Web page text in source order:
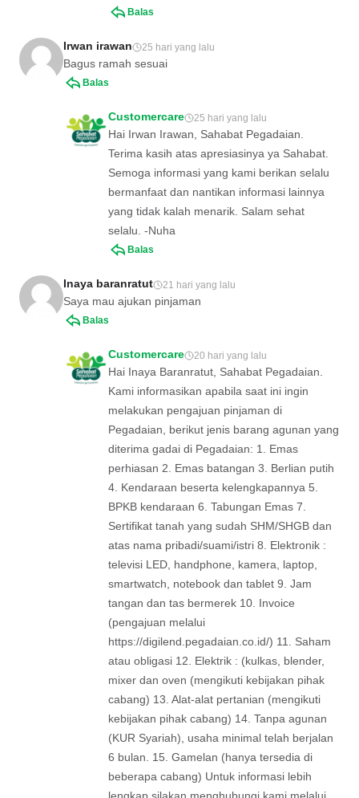
Balas
Irwan irawan 25 hari yang lalu
Bagus ramah sesuai
Balas
Customercare 25 hari yang lalu
Hai Irwan Irawan, Sahabat Pegadaian.
Terima kasih atas apresiasinya ya Sahabat.
Semoga informasi yang kami berikan selalu
bermanfaat dan nantikan informasi lainnya
yang tidak kalah menarik. Salam sehat
selalu. -Nuha
Balas
Inaya baranratut 21 hari yang lalu
Saya mau ajukan pinjaman
Balas
Customercare 20 hari yang lalu
Hai Inaya Baranratut, Sahabat Pegadaian.
Kami informasikan apabila saat ini ingin
melakukan pengajuan pinjaman di
Pegadaian, berikut jenis barang agunan yang
diterima gadai di Pegadaian: 1. Emas
perhiasan 2. Emas batangan 3. Berlian putih
4. Kendaraan beserta kelengkapannya 5.
BPKB kendaraan 6. Tabungan Emas 7.
Sertifikat tanah yang sudah SHM/SHGB dan
atas nama pribadi/suami/istri 8. Elektronik :
televisi LED, handphone, kamera, laptop,
smartwatch, notebook dan tablet 9. Jam
tangan dan tas bermerek 10. Invoice
(pengajuan melalui
https://digilend.pegadaian.co.id/) 11. Saham
atau obligasi 12. Elektrik : (kulkas, blender,
mixer dan oven (mengikuti kebijakan pihak
cabang) 13. Alat-alat pertanian (mengikuti
kebijakan pihak cabang) 14. Tanpa agunan
(KUR Syariah), usaha minimal telah berjalan
6 bulan. 15. Gamelan (hanya tersedia di
beberapa cabang) Untuk informasi lebih